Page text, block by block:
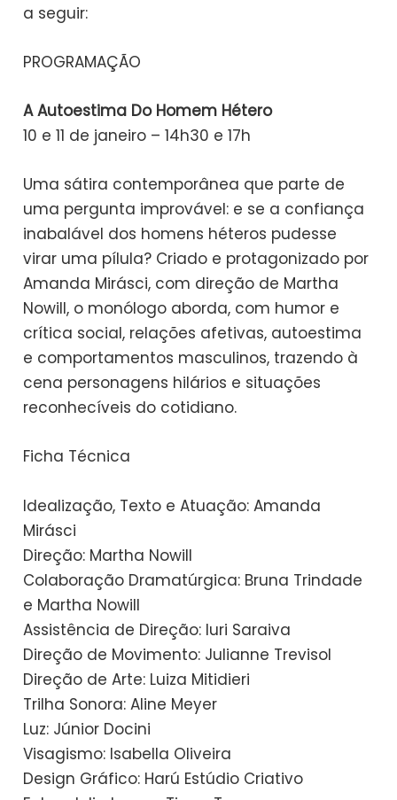
a seguir:
PROGRAMAÇÃO
A Autoestima Do Homem Hétero
10 e 11 de janeiro – 14h30 e 17h
Uma sátira contemporânea que parte de
uma pergunta improvável: e se a confiança
inabalável dos homens héteros pudesse
virar uma pílula? Criado e protagonizado por
Amanda Mirásci, com direção de Martha
Nowill, o monólogo aborda, com humor e
crítica social, relações afetivas, autoestima
e comportamentos masculinos, trazendo à
cena personagens hilários e situações
reconhecíveis do cotidiano.
Ficha Técnica
Idealização, Texto e Atuação: Amanda
Mirásci
Direção: Martha Nowill
Colaboração Dramatúrgica: Bruna Trindade
e Martha Nowill
Assistência de Direção: Iuri Saraiva
Direção de Movimento: Julianne Trevisol
Direção de Arte: Luiza Mitidieri
Trilha Sonora: Aline Meyer
Luz: Júnior Docini
Visagismo: Isabella Oliveira
Design Gráfico: Harú Estúdio Criativo